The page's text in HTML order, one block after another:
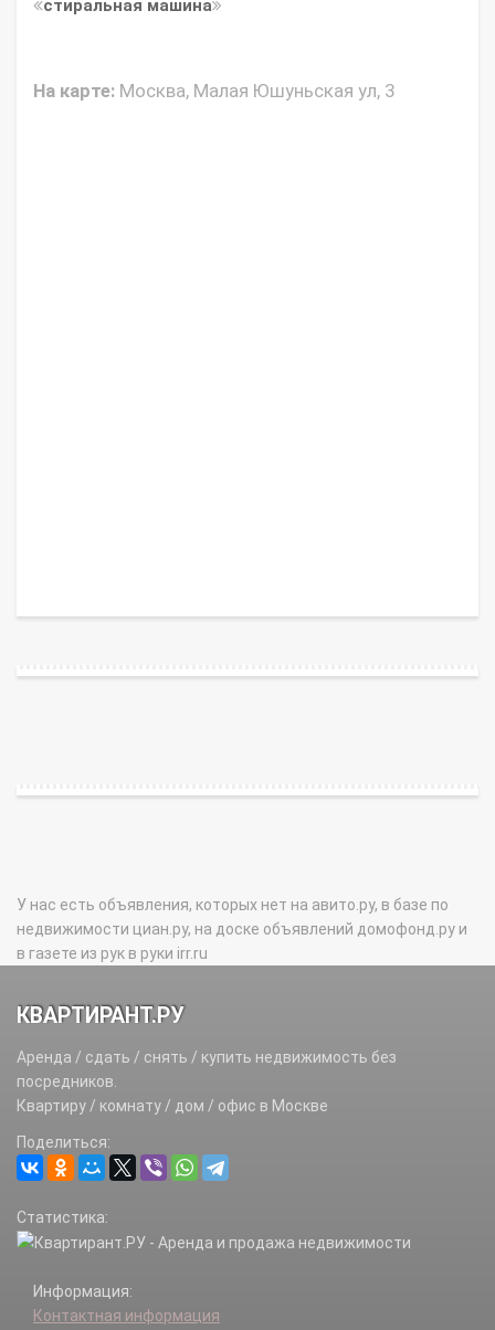
стиральная машина
На карте: Москва, Малая Юшуньская ул, 3
У нас есть объявления, которых нет на авито.ру, в базе по
недвижимости циан.ру, на доске объявлений домофонд.ру и
в газете из рук в руки irr.ru
КВАРТИРАНТ.РУ
Аренда / сдать / снять / купить недвижимость без
посредников.
Квартиру / комнату / дом / офис в Москве
Поделиться:
Статистика:
Информация:
Контактная информация